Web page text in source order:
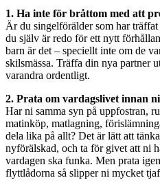
1. Ha inte för bråttom med att
Är du singelförälder som har
du själv är redo för ett nytt
barn är det – speciellt inte om de
skilsmässa. Träffa din nya partner
varandra ordentligt.
2. Prata om vardagslivet innan
Har ni samma syn på uppfostran,
matinköp, matlagning,
dela lika på allt? Det är lätt att
nyförälskad, och ta för givet att ni
vardagen ska funka. Men prata
flyttlådorna så slipper ni mycket